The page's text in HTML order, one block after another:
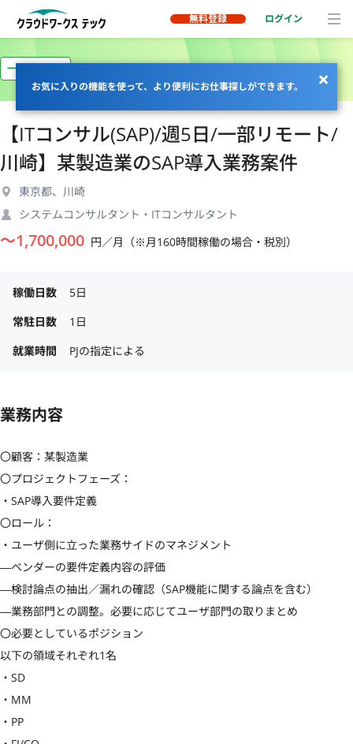
無料登録 ログイン
お気に入りの機能を使って、より便利にお仕事探しができます。
一部リモート
【ITコンサル(SAP)/週5日/一部リモート/
川崎】某製造業のSAP導入業務案件
東京都、川崎
システムコンサルタント・ITコンサルタント
〜1,700,000 円／月（※月160時間稼働の場合・税別）
稼働日数
5日
常駐日数
1日
就業時間
PJの指定による
業務内容
〇顧客：某製造業
〇プロジェクトフェーズ：
・SAP導入要件定義
〇ロール：
・ユーザ側に立った業務サイドのマネジメント
―ベンダーの要件定義内容の評価
―検討論点の抽出／漏れの確認（SAP機能に関する論点を含む）
―業務部門との調整。必要に応じてユーザ部門の取りまとめ
〇必要としているポジション
以下の領域それぞれ1名
・SD
・MM
・PP